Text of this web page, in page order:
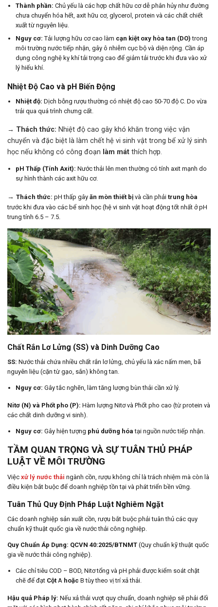
Thành phần: Chủ yếu là các hợp chất hữu cơ dễ phân hủy như đường
chưa chuyển hóa hết, axit hữu cơ, glycerol, protein và các chất chiết
xuất từ nguyên liệu.
Nguy cơ: Tải lượng hữu cơ cao làm cạn kiệt oxy hòa tan (DO) trong
môi trường nước tiếp nhận, gây ô nhiễm cục bộ và diện rộng. Cần áp
dụng công nghệ kỵ khí tải trọng cao để giảm tải trước khi đưa vào xử
lý hiếu khí.
Nhiệt Độ Cao và pH Biến Động
Nhiệt độ: Dịch bỗng rượu thường có nhiệt độ cao 50-70 độ C. Do vừa
trải qua quá trình chưng cất.
→ Thách thức: Nhiệt độ cao gây khó khăn trong việc vận
chuyển và đặc biệt là làm chết hệ vi sinh vật trong bể xử lý sinh
học nếu không có công đoạn làm mát thích hợp.
pH Thấp (Tính Axit): Nước thải lên men thường có tính axit mạnh do
sự hình thành các axit hữu cơ.
→ Thách thức: pH thấp gây ăn mòn thiết bị và cần phải trung hòa
trước khi đưa vào các bể sinh học (hệ vi sinh vật hoạt động tốt nhất ở pH
trung tính 6.5 – 7.5.
Chất Rắn Lơ Lửng (SS) và Dinh Dưỡng Cao
SS: Nước thải chứa nhiều chất rắn lơ lửng, chủ yếu là xác nấm men, bã
nguyên liệu (cặn từ gạo, sắn) không tan.
Nguy cơ: Gây tắc nghẽn, làm tăng lượng bùn thải cần xử lý.
Nitơ (N) và Phốt pho (P): Hàm lượng Nitơ và Phốt pho cao (từ protein và
các chất dinh dưỡng vi sinh).
Nguy cơ: Gây hiện tượng phú dưỡng hóa tại nguồn nước tiếp nhận.
TẦM QUAN TRỌNG VÀ SỰ TUÂN THỦ PHÁP
LUẬT VỀ MÔI TRƯỜNG
Việc xử lý nước thải ngành cồn, rượu không chỉ là trách nhiệm mà còn là
điều kiện bắt buộc để doanh nghiệp tồn tại và phát triển bền vững.
Tuân Thủ Quy Định Pháp Luật Nghiêm Ngặt
Các doanh nghiệp sản xuất cồn, rượu bắt buộc phải tuân thủ các quy
chuẩn kỹ thuật quốc gia về nước thải công nghiệp.
Quy Chuẩn Áp Dụng: QCVN 40:2025/BTNMT (Quy chuẩn kỹ thuật quốc
gia về nước thải công nghiệp).
Các chỉ tiêu COD – BOD, Nitơ tổng và pH phải được kiểm soát chặt
chẽ để đạt Cột A hoặc B tùy theo vị trí xả thải.
Hậu quả Pháp lý: Nếu xả thải vượt quy chuẩn, doanh nghiệp sẽ phải đối